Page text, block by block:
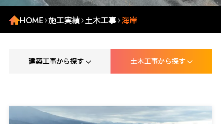
HOME 施工実績 土木工事 海岸
建築工事から探す
共同住宅・住宅
土木工事から探す
海岸